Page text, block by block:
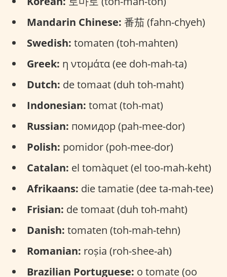
Mandarin Chinese: 番茄 (fahn-chyeh)
Swedish: tomaten (toh-mahten)
Greek: η ντομάτα (ee doh-mah-ta)
Dutch: de tomaat (duh toh-maht)
Indonesian: tomat (toh-mat)
Russian: помидор (pah-mee-dor)
Polish: pomidor (poh-mee-dor)
Catalan: el tomàquet (el too-mah-keht)
Afrikaans: die tamatie (dee ta-mah-tee)
Frisian: de tomaat (duh toh-maht)
Danish: tomaten (toh-mah-tehn)
Romanian: roșia (roh-shee-ah)
Brazilian Portuguese: o tomate (oo